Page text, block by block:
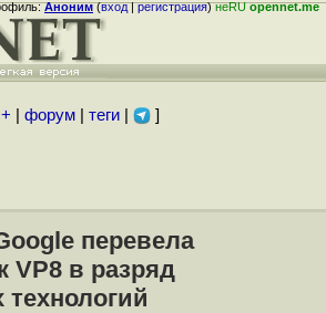
Аноним(вход|регистрация)неRUopennet.me
форум| теги| ]
перевела
VP8 в разряд